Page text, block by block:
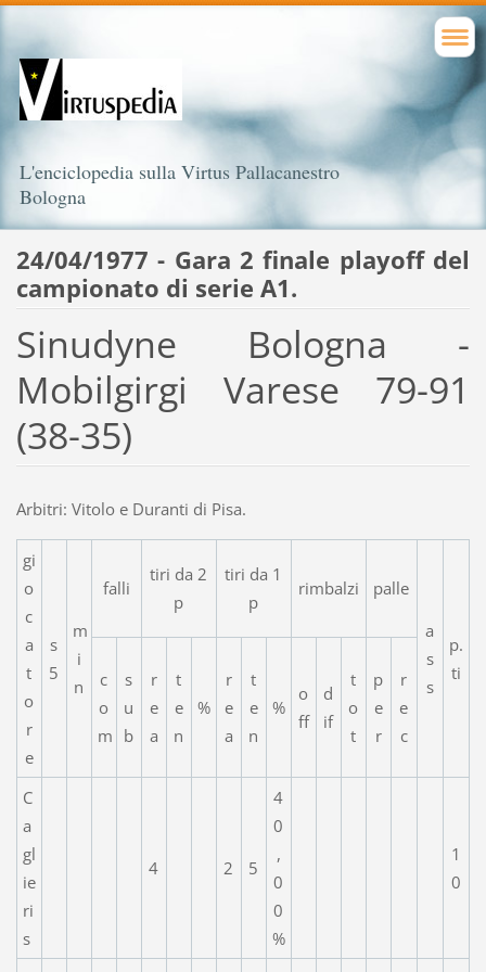
L'enciclopedia sulla Virtus Pallacanestro
Bologna
24/04/1977 - Gara 2 finale playoff del
campionato di serie A1.
Sinudyne Bologna -
Mobilgirgi Varese 79-91
(38-35)
Arbitri: Vitolo e Duranti di Pisa.
gi
o
c
a
t
o
r
e
s
5
m
i
n
falli
tiri da 2
p
tiri da 1
p
rimbalzi
palle
a
s
s
p.
ti
c
o
m
s
u
b
r
e
a
t
e
n
%
r
e
a
t
e
n
%
o
ff
d
if
t
o
t
p
e
r
r
e
c
C
a
gl
ie
ri
s
4 2 5
4
0
,
0
0
%
1
0